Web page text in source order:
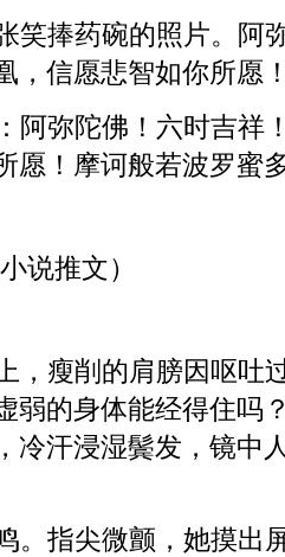
捧药碗的照片。阿
，信愿悲智如你所愿
阿弥陀佛！六时吉祥
愿！摩诃般若波罗蜜
小说推文）
，瘦削的肩膀因呕吐
弱的身体能经得住吗
冷汗浸湿鬓发，镜中
。指尖微颤，她摸出